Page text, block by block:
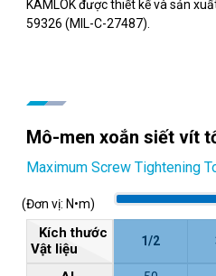
KAMLOK được thiết kế và sản
59326 (MIL-C-27487).
Mô-men xoắn siết vít
Maximum Screw Tightening
(Đơn vị: N•m)
Vật liệu
Kích thước 1/2